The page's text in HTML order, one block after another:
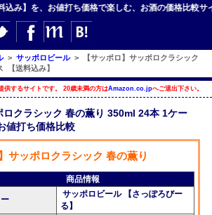
、お値打ち価格で楽しむ、お酒の価格比較サイト！
索】
検索
ニュー】
ャンル
> サッポロビール >
【サッポロ】サッポロクラシック
【送料込み】
するサイトです。 20歳未満の方はAmazon.co.jpへご退出下さい。
ロクラシック 春の薫り 350ml 24本 1ケー
値打ち価格比較
サッポロクラシック 春の薫り
商品情報
サッポロビール 【さっぽろびー
る】